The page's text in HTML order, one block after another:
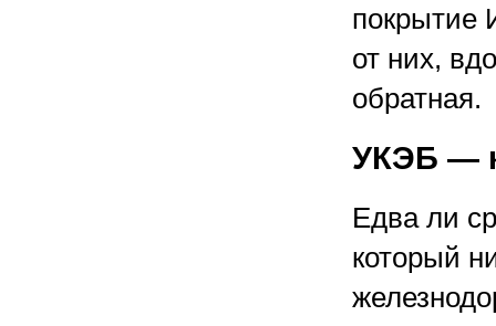
покрытие
от них,
обратная.
УКЭБ —
Едва ли
который